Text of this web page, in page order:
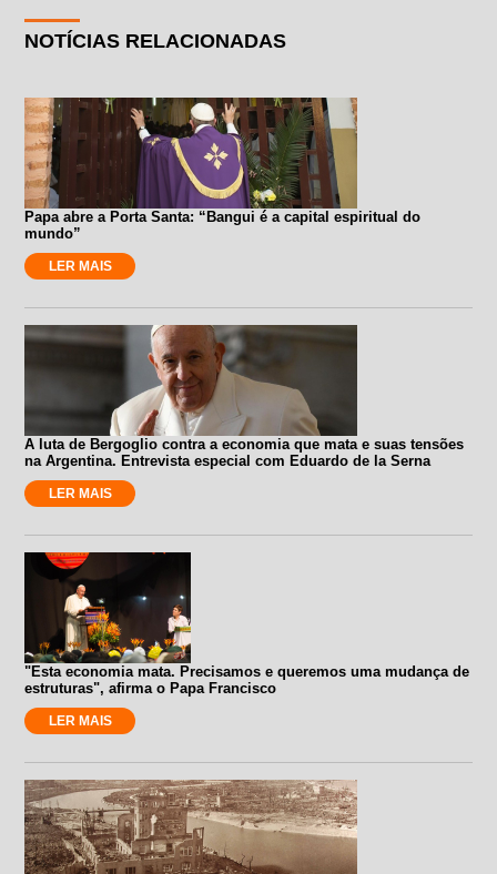
NOTÍCIAS RELACIONADAS
Papa abre a Porta Santa: “Bangui é a capital espiritual do
mundo”
LER MAIS
A luta de Bergoglio contra a economia que mata e suas tensões
na Argentina. Entrevista especial com Eduardo de la Serna
LER MAIS
"Esta economia mata. Precisamos e queremos uma mudança de
estruturas", afirma o Papa Francisco
LER MAIS